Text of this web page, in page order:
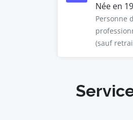
Née en
Personne
(sauf